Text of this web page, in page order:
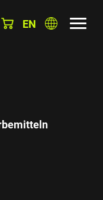
EN